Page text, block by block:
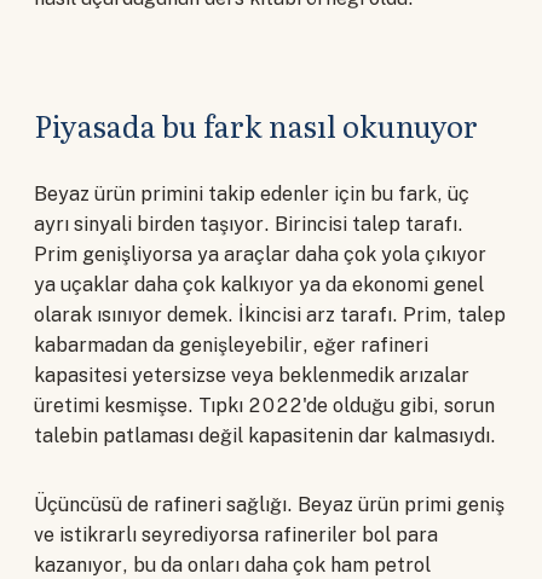
Piyasada bu fark nasıl okunuyor
Beyaz ürün primini takip edenler için bu fark, üç
ayrı sinyali birden taşıyor. Birincisi talep tarafı.
Prim genişliyorsa ya araçlar daha çok yola çıkıyor
ya uçaklar daha çok kalkıyor ya da ekonomi genel
olarak ısınıyor demek. İkincisi arz tarafı. Prim, talep
kabarmadan da genişleyebilir, eğer rafineri
kapasitesi yetersizse veya beklenmedik arızalar
üretimi kesmişse. Tıpkı 2022'de olduğu gibi, sorun
talebin patlaması değil kapasitenin dar kalmasıydı.
Üçüncüsü de rafineri sağlığı. Beyaz ürün primi geniş
ve istikrarlı seyrediyorsa rafineriler bol para
kazanıyor, bu da onları daha çok ham petrol